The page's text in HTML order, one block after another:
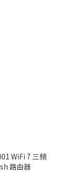
WiFi 7 三頻
路由器